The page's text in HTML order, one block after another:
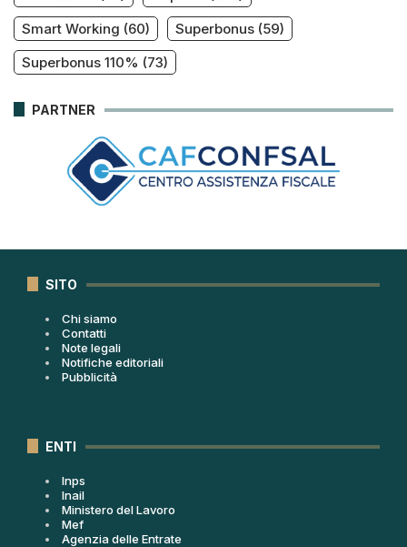
Smart Working (60) Superbonus (59)
Superbonus 110% (73)
PARTNER
SITO
Chi siamo
Contatti
Note legali
Notifiche editoriali
Pubblicità
ENTI
Inps
Inail
Ministero del Lavoro
Mef
Agenzia delle Entrate